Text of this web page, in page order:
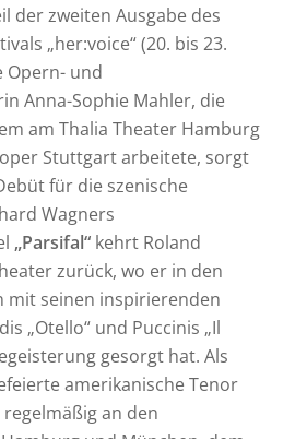
der zweiten Ausgabe des
„her:voice“ (20. bis 23.
Opern- und
Anna-Sophie Mahler, die
am Thalia Theater Hamburg
Stuttgart arbeitete, sorgt
für die szenische
Wagners
„Parsifal“ kehrt Roland
zurück, wo er in den
mit seinen inspirierenden
„Otello“ und Puccinis „Il
gesorgt hat. Als
amerikanische Tenor
an den